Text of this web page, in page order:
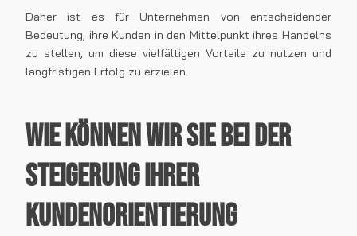
Daher ist es für Unternehmen von entscheidender
Bedeutung, ihre Kunden in den Mittelpunkt ihres Handelns
zu stellen, um diese vielfältigen Vorteile zu nutzen und
langfristigen Erfolg zu erzielen.
Wie können wir Sie bei der
Steigerung Ihrer
Kundenorientierung